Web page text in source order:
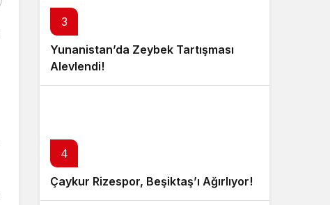
3
Yunanistan’da Zeybek Tartışması
Alevlendi!
4
Çaykur Rizespor, Beşiktaş’ı Ağırlıyor!